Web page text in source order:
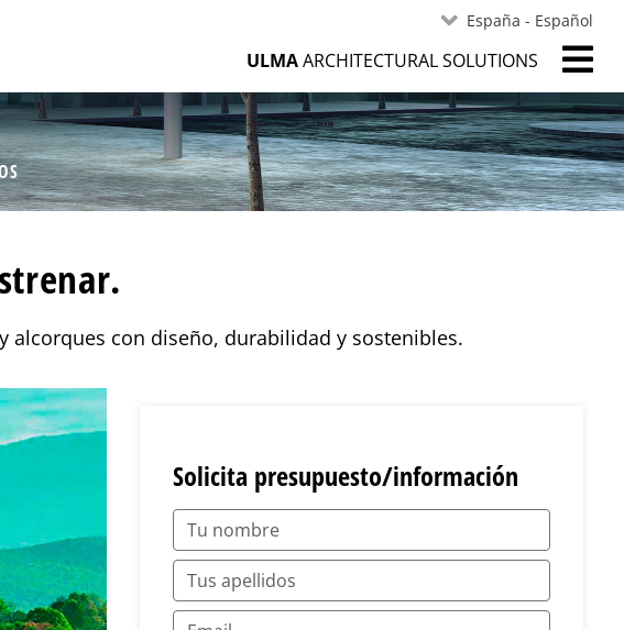
España - Español
ULMAARCHITECTURAL SOLUTIONS
alcorques con diseño, durabilidad y sostenibles.
Solicita presupuesto/información